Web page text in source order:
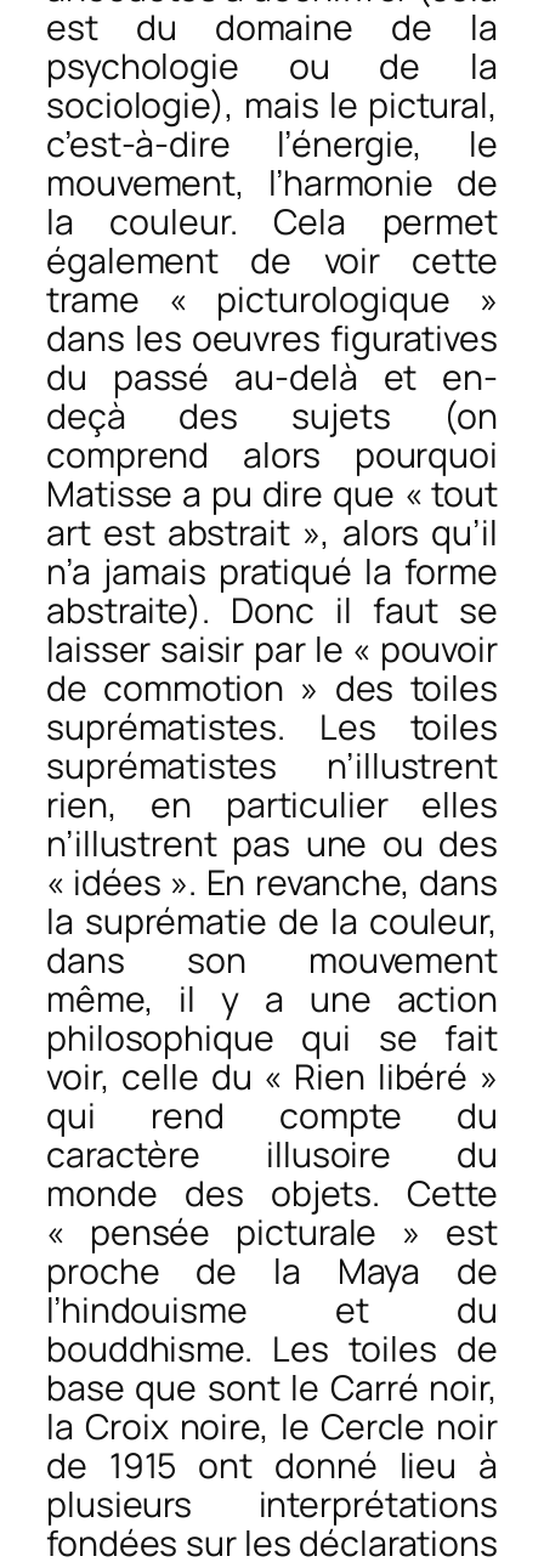
est du domaine de la
psychologie ou de la
sociologie), mais le pictural,
c’est-à-dire l’énergie, le
mouvement, l’harmonie de
la couleur. Cela permet
également de voir cette
trame « picturologique »
dans les oeuvres figuratives
du passé au-delà et en-
deçà des sujets (on
comprend alors pourquoi
Matisse a pu dire que « tout
art est abstrait », alors qu’il
n’a jamais pratiqué la forme
abstraite). Donc il faut se
laisser saisir par le « pouvoir
de commotion » des toiles
suprématistes. Les toiles
suprématistes n’illustrent
rien, en particulier elles
n’illustrent pas une ou des
« idées ». En revanche, dans
la suprématie de la couleur,
dans son mouvement
même, il y a une action
philosophique qui se fait
voir, celle du « Rien libéré »
qui rend compte du
caractère illusoire du
monde des objets. Cette
« pensée picturale » est
proche de la Maya de
l’hindouisme et du
bouddhisme. Les toiles de
base que sont le Carré noir,
la Croix noire, le Cercle noir
de 1915 ont donné lieu à
plusieurs interprétations
fondées sur les déclarations